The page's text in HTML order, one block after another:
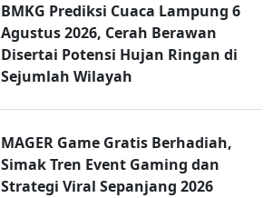
BMKG Prediksi Cuaca Lampung 6
Agustus 2026, Cerah Berawan
Disertai Potensi Hujan Ringan di
Sejumlah Wilayah
MAGER Game Gratis Berhadiah,
Simak Tren Event Gaming dan
Strategi Viral Sepanjang 2026